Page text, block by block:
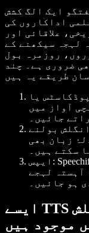
ایک الگ کشش
اداکاروں کی
علاقائی اور
لہجہ سیکھنے کے
روزمرہ بول
ضروری ہے۔ چند
یا
آواز میں
جائیں۔
بولنے
زبان بھی
سکتے ہیں۔
ایپس: Speechify جیسے ٹولز پر مختلف ٹیکسٹس کو
آہستہ لہجے
ہو جائیں۔
ایسے TTS ایپس جن میں امریکن انگلش
موجود ہیں